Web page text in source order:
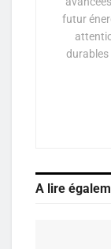
futur
durables
A lire